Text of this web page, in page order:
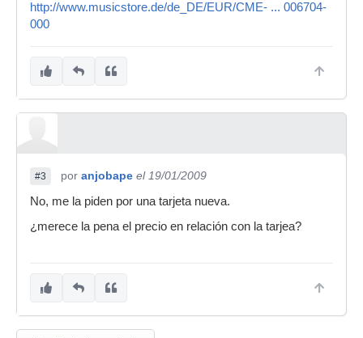
http://www.musicstore.de/de_DE/EUR/CME- ... 006704-
000
#3 por anjobape el 19/01/2009
No, me la piden por una tarjeta nueva.
¿merece la pena el precio en relación con la tarjea?